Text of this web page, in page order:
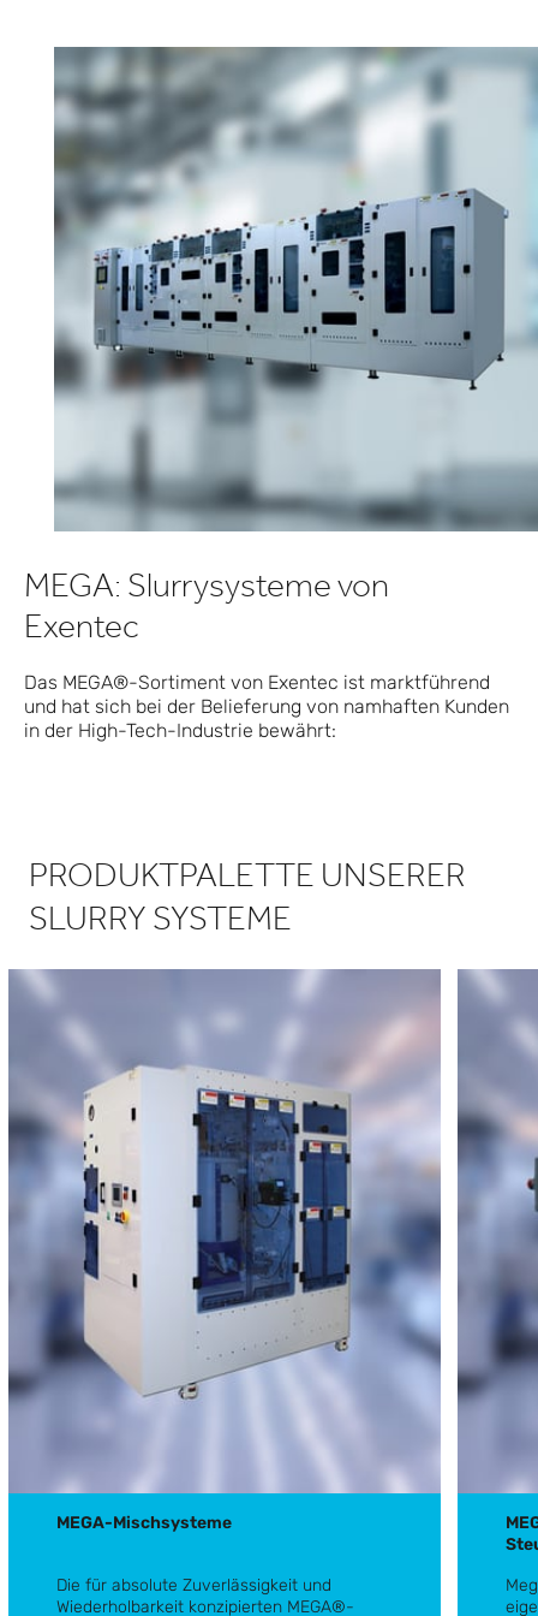
MEGA: Slurrysysteme von
Exentec
Das MEGA®-Sortiment von Exentec ist marktführend
und hat sich bei der Belieferung von namhaften Kunden
in der High-Tech-Industrie bewährt:
PRODUKTPALETTE UNSERER
SLURRY SYSTEME
MEGA-Mischsysteme
Die für absolute Zuverlässigkeit und
Wiederholbarkeit konzipierten MEGA®-